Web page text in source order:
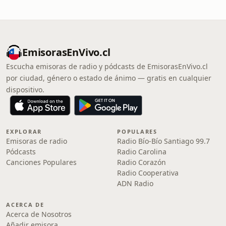
EmisorasEnVivo.cl
Escucha emisoras de radio y pódcasts de EmisorasEnVivo.cl
por ciudad, género o estado de ánimo — gratis en cualquier
dispositivo.
EXPLORAR
Emisoras de radio
Pódcasts
Canciones Populares
POPULARES
Radio Bío-Bío Santiago 99.7
Radio Carolina
Radio Corazón
Radio Cooperativa
ADN Radio
ACERCA DE
Acerca de Nosotros